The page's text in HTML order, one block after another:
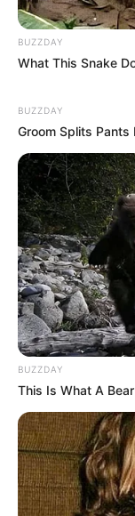
Di Mana Melani?
Tangisan Issabela
Phantasma
FTV
TV Movie: 3
TV Movie: Dua
TV Movie:
TV Movie: Umrah
TV Movie: My
TV Movie: Allah
Acara TV
Islam itu Indah
Keluarga Asik
BUZZDAY
What This Snake
BUZZDAY
Groom Splits Pants
BUZZDAY
This Is What A